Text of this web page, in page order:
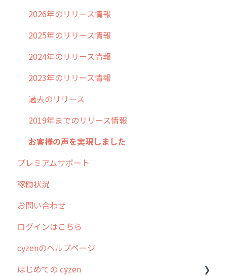
不動産
2026年のリリース情報
2025年のリリース情報
2024年のリリース情報
2023年のリリース情報
過去のリリース
2019年までのリリース情報
お客様の声を実現しました
プレミアムサポート
稼働状況
お問い合わせ
ログインはこちら
cyzenのヘルプページ
はじめての cyzen